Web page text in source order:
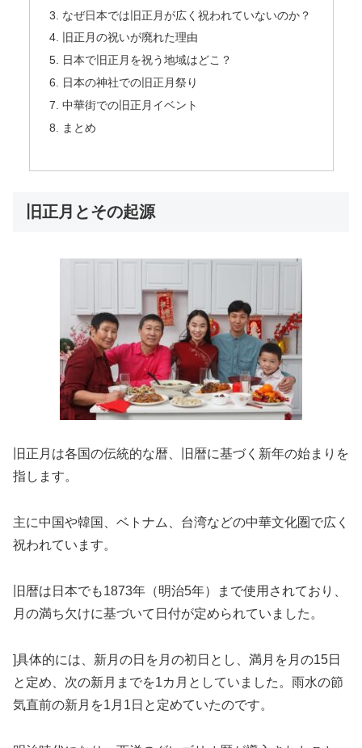
なぜ日本では旧正月が広く祝われていないのか？
旧正月の祝いが廃れた理由
日本で旧正月を祝う地域はどこ？
日本の神社での旧正月祭り
中華街での旧正月イベント
まとめ
旧正月とその起源
旧正月は各国の伝統的な暦、旧暦に基づく新年の始まりを
指します。
主に中国や韓国、ベトナム、台湾などの中華文化圏で広く
祝われています。
旧暦は日本でも1873年（明治5年）まで使用されており、
月の満ち欠けに基づいて日付が定められていました。
]具体的には、新月の日を月の初日とし、満月を月の15日
と定め、次の新月までを1カ月としていました。雨水の節
気直前の新月を1月1日と定めていたのです。